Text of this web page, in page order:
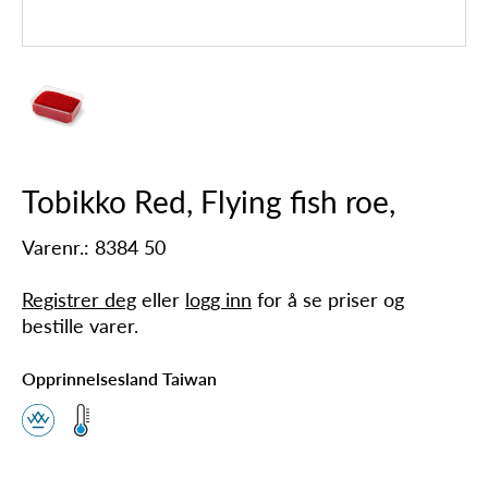
Tobikko Red, Flying fish roe,
Varenr.: 8384 50
Registrer deg eller logg inn for å se priser og
bestille varer.
Opprinnelsesland Taiwan